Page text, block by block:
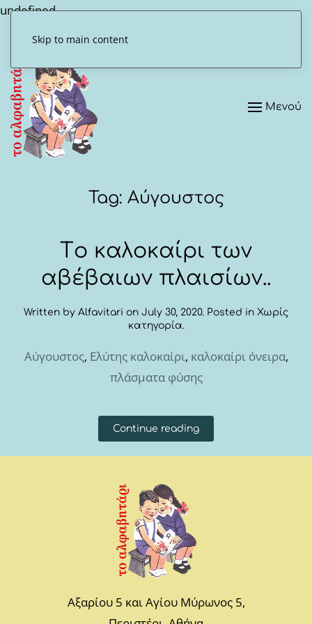
undefined
Skip to main content
Μενού
Tag: Αύγουστος
Tο καλοκαίρι των
αβέβαιων πλαισίων..
Written by Alfavitari on July 30, 2020. Posted in Χωρίς
κατηγορία.
Αύγουστος, Ελύτης καλοκαίρι, καλοκαίρι όνειρα,
πλάσματα φύσης
Continue reading
Αξαρίου 5 και Αγίου Μύρωνος 5,